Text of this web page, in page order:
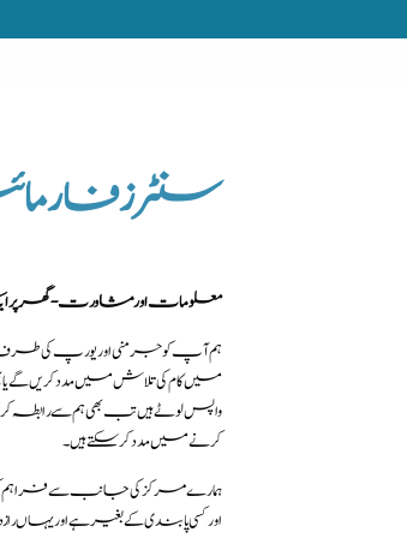
سنٹرز فار
معلومات اور مشاورت - گھر
ہم آپ کو جرمنی اور یورپ کی
میں کام کی تلاش میں مدد کریں
واپس لوٹے ہیں تب بھی ہم سے رابطہ
کرنے میں مدد کرسکتے ہیں۔
ہمارے مرکز کی جانب سے فراہم
اور کسی پابندی کے بغیر ہے اور یہاں